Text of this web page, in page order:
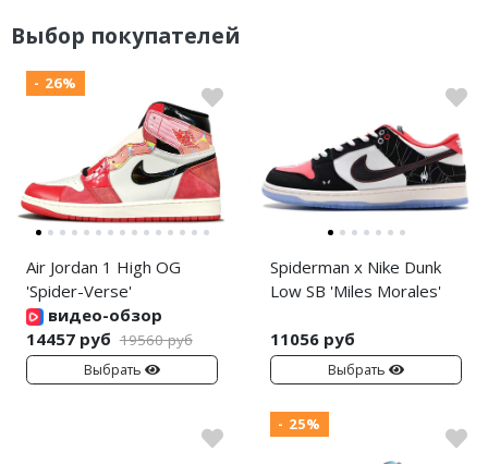
Выбор покупателей
- 26%
Air Jordan 1 High OG
'Spider-Verse'
видео-обзор
14457 руб 19560 руб
Выбрать
Spiderman x Nike Dunk
Low SB 'Miles Morales'
11056 руб
Выбрать
- 25%